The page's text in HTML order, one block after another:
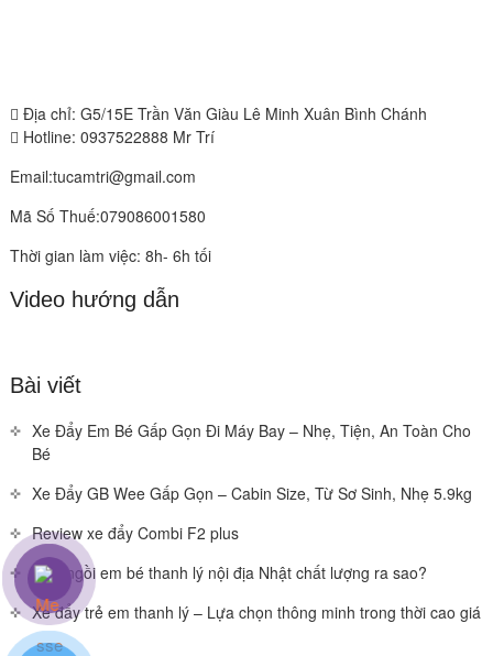
Địa chỉ: G5/15E Trần Văn Giàu Lê Minh Xuân Bình Chánh
Hotline: 0937522888 Mr Trí
Email:tucamtri@gmail.com
Mã Số Thuế:079086001580
Thời gian làm việc: 8h- 6h tối
Video hướng dẫn
Bài viết
Xe Đẩy Em Bé Gấp Gọn Đi Máy Bay – Nhẹ, Tiện, An Toàn Cho
Bé
Xe Đẩy GB Wee Gấp Gọn – Cabin Size, Từ Sơ Sinh, Nhẹ 5.9kg
Review xe đẩy Combi F2 plus
Ghế ngồi em bé thanh lý nội địa Nhật chất lượng ra sao?
Xe đẩy trẻ em thanh lý – Lựa chọn thông minh trong thời cao giá